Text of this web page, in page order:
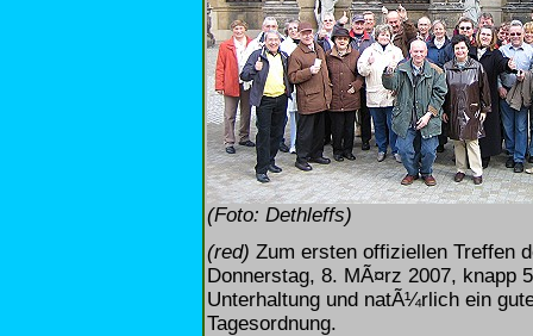
(Foto: Dethleffs)
(red) Zum ersten offiziellen Treffen
Donnerstag, 8. MÃ¤rz 2007, knapp
Unterhaltung und natÃ¼rlich ein
Tagesordnung.